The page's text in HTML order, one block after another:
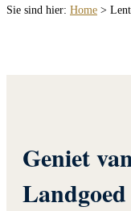
Sie sind hier: Home >
Geniet